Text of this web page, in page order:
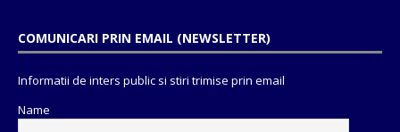
COMUNICARI PRIN EMAIL (NEWSLETTER)
Informatii de inters public si stiri trimise prin email
Name